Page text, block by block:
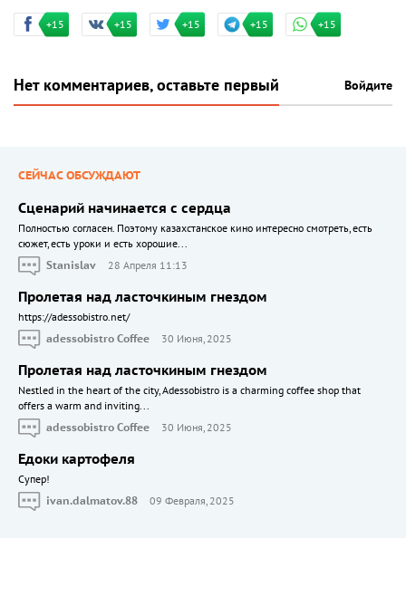
+15 +15 +15 +15 +15
Нет комментариев, оставьте первый Войдите
СЕЙЧАС ОБСУЖДАЮТ
Сценарий начинается с сердца
Полностью согласен. Поэтому казахстанское кино интересно смотреть, есть
сюжет, есть уроки и есть хорошие...
Stanislav
28 Апреля 11:13
Пролетая над ласточкиным гнездом
https://adessobistro.net/
adessobistro Coffee
30 Июня, 2025
Пролетая над ласточкиным гнездом
Nestled in the heart of the city, Adessobistro is a charming coffee shop that
offers a warm and inviting...
adessobistro Coffee
30 Июня, 2025
Едоки картофеля
Cупер!
ivan.dalmatov.88
09 Февраля, 2025